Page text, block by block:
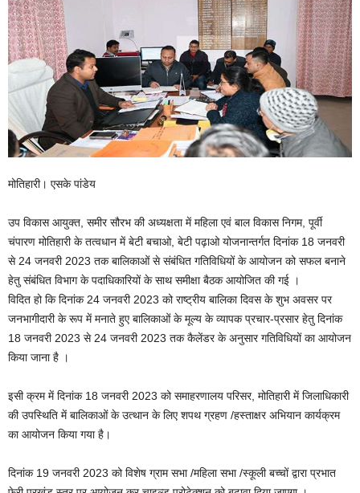
मोतिहारी। एसके पांडेय
उप विकास आयुक्त, समीर सौरभ की अध्यक्षता में महिला एवं बाल विकास निगम, पूर्वी
चंपारण मोतिहारी के तत्वधान में बेटी बचाओ, बेटी पढ़ाओ योजनान्तर्गत दिनांक 18 जनवरी
से 24 जनवरी 2023 तक बालिकाओं से संबंधित गतिविधियों के आयोजन को सफल बनाने
हेतु संबंधित विभाग के पदाधिकारियों के साथ समीक्षा बैठक आयोजित की गई ।
विदित हो कि दिनांक 24 जनवरी 2023 को राष्ट्रीय बालिका दिवस के शुभ अवसर पर
जनभागीदारी के रूप में मनाते हुए बालिकाओं के मूल्य के व्यापक प्रचार-प्रसार हेतु दिनांक
18 जनवरी 2023 से 24 जनवरी 2023 तक कैलेंडर के अनुसार गतिविधियों का आयोजन
किया जाना है ।
इसी क्रम में दिनांक 18 जनवरी 2023 को समाहरणालय परिसर, मोतिहारी में जिलाधिकारी
की उपस्थिति में बालिकाओं के उत्थान के लिए शपथ ग्रहण /हस्ताक्षर अभियान कार्यक्रम
का आयोजन किया गया है।
दिनांक 19 जनवरी 2023 को विशेष ग्राम सभा /महिला सभा /स्कूली बच्चों द्वारा प्रभात